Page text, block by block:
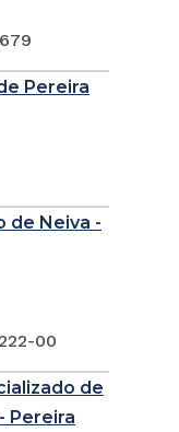
Pereira
de Neiva -
00
de
Pereira